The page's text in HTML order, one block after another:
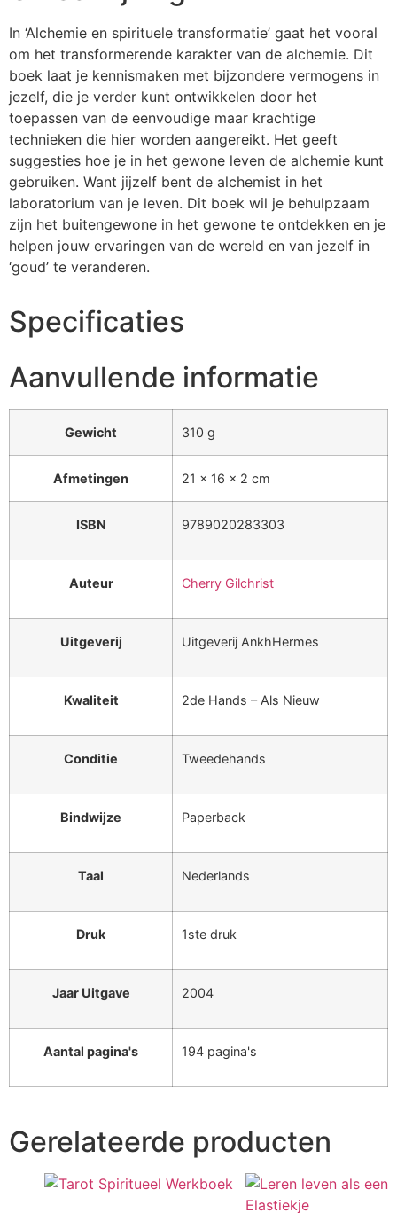
In ‘Alchemie en spirituele transformatie’ gaat het vooral
om het transformerende karakter van de alchemie. Dit
boek laat je kennismaken met bijzondere vermogens in
jezelf, die je verder kunt ontwikkelen door het
toepassen van de eenvoudige maar krachtige
technieken die hier worden aangereikt. Het geeft
suggesties hoe je in het gewone leven de alchemie kunt
gebruiken. Want jijzelf bent de alchemist in het
laboratorium van je leven. Dit boek wil je behulpzaam
zijn het buitengewone in het gewone te ontdekken en je
helpen jouw ervaringen van de wereld en van jezelf in
‘goud’ te veranderen.
Specificaties
Aanvullende informatie
Gewicht 310 g
Afmetingen 21 × 16 × 2 cm
ISBN 9789020283303
Auteur Cherry Gilchrist
Uitgeverij Uitgeverij AnkhHermes
Kwaliteit 2de Hands – Als Nieuw
Conditie Tweedehands
Bindwijze Paperback
Taal Nederlands
Druk 1ste druk
Jaar Uitgave 2004
Aantal pagina's 194 pagina's
Gerelateerde producten